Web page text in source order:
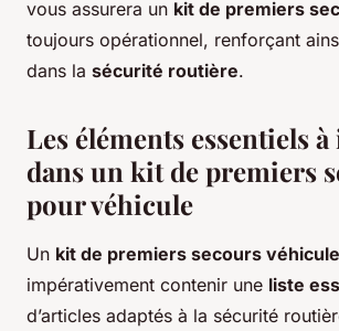
vous assurera un kit de premiers
toujours opérationnel, renforçant
dans la sécurité routière.
Les éléments essentiels
dans un kit de premiers
pour véhicule
Un kit de premiers secours véhicule
impérativement contenir une liste
d’articles adaptés à la sécurité